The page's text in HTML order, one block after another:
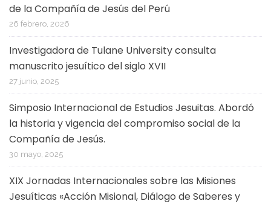
de la Compañía de Jesús del Perú
26 febrero, 2026
Investigadora de Tulane University consulta
manuscrito jesuítico del siglo XVII
27 junio, 2025
Simposio Internacional de Estudios Jesuitas. Abordó
la historia y vigencia del compromiso social de la
Compañía de Jesús.
30 mayo, 2025
XIX Jornadas Internacionales sobre las Misiones
Jesuíticas «Acción Misional, Diálogo de Saberes y